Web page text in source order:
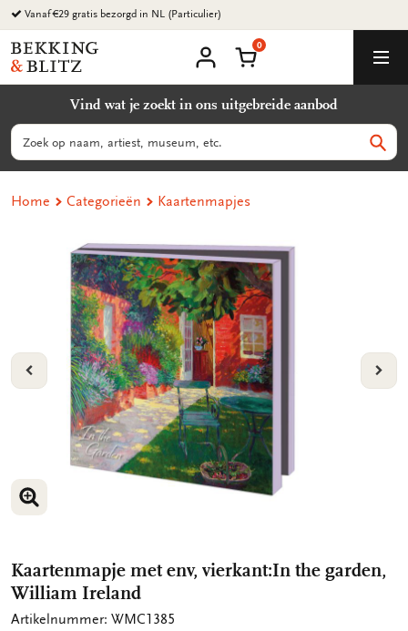
Ga
naar
content
Vanaf €29 gratis bezorgd in NL (Particulier)
Bekking
&
B.V.
account
Winkelmand
0
Vind wat je zoekt in ons uitgebreide aanbod
Zoeken
Home Categorieën Kaartenmapjes
VORIGE
VERGROOT AFBEELDING
VERGROOT AFBEELDING
Kaartenmapje met env, vierkant:In the garden,
William Ireland
Artikelnummer: WMC1385